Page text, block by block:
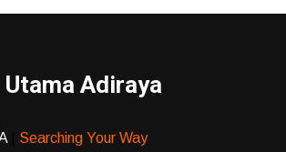
Utama Adiraya
Searching Your Way